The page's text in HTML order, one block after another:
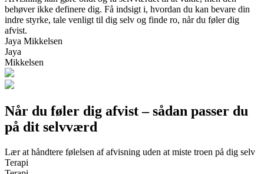
behøver ikke definere dig. Få indsigt i, hvordan du kan bevare din
indre styrke, tale venligt til dig selv og finde ro, når du føler dig
afvist.
Jaya Mikkelsen
Jaya
Mikkelsen
Når du føler dig afvist – sådan passer du
på dit selvværd
Lær at håndtere følelsen af afvisning uden at miste troen på dig selv
Terapi